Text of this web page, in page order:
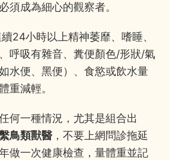
須成為細心的觀察者。
24小時以上精神萎靡、嗜睡、
呼吸有雜音、糞便顏色/形狀/氣
水便、黑便）、食慾或飲水量
重減輕。
何一種情況，尤其是組合出
鳥類獸醫 ，不要上網問診拖延
做一次健康檢查，量體重並記